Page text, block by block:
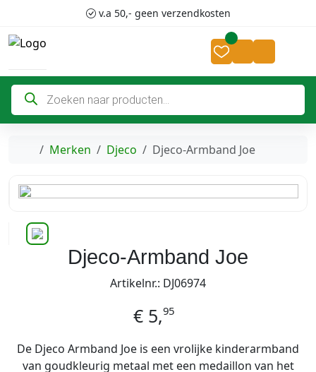
v.a 50,- geen verzendkosten
Account
Cart
P
o
d
Home
Merken Djeco Djeco-Armband Joe
Djeco-Armband Joe
Artikelnr.: DJ06974
€ 5,95
De Djeco Armband Joe is een vrolijke kinderarmband
van goudkleurig metaal met een medaillon van het